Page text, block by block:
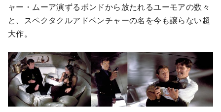
ャー・ムーア演ずるボンドから放たれるユーモアの数々
と、スペクタクルアドベンチャーの名を今も譲らない超
大作。